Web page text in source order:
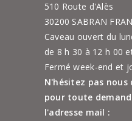
510 Route d'Alès
30200 SABRAN
Caveau ouvert du
de 8 h 30 à 12 h 00
Fermé week-end et
N'hésitez pas
pour toute
l'adresse mail :